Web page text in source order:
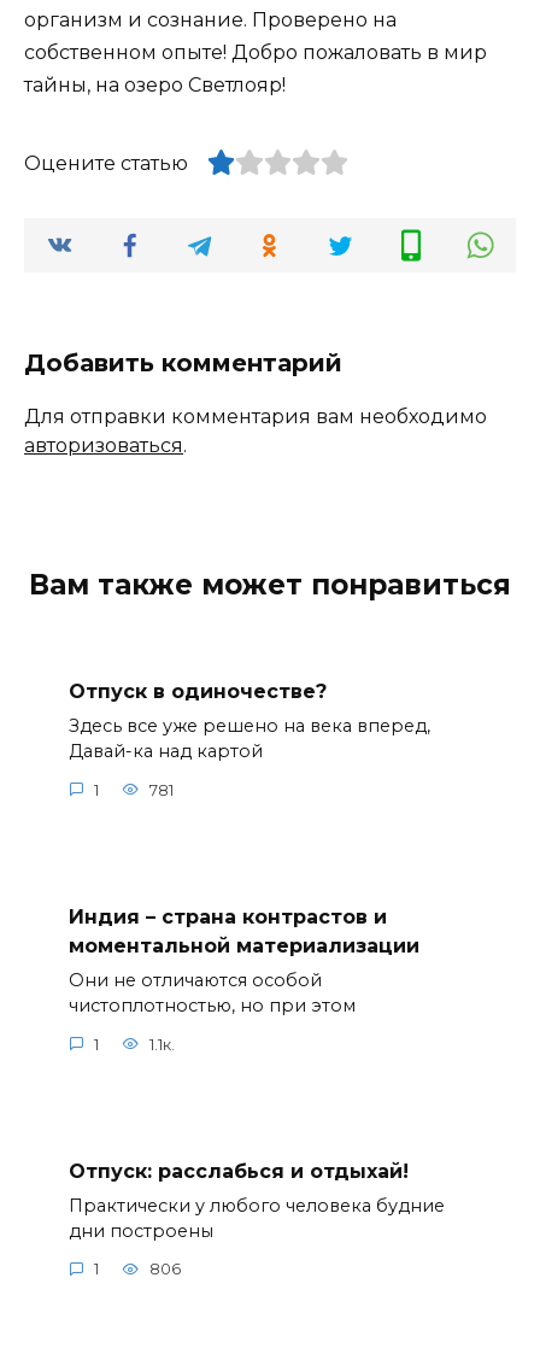
организм и сознание. Проверено на
собственном опыте! Добро пожаловать в мир
тайны, на озеро Светлояр!
Оцените статью
Добавить комментарий
Для отправки комментария вам необходимо
авторизоваться.
Вам также может понравиться
Отпуск в одиночестве?
Здесь все уже решено на века вперед,
Давай-ка над картой
1 781
Индия – страна контрастов и
моментальной материализации
Они не отличаются особой
чистоплотностью, но при этом
1 1.1к.
Отпуск: расслабься и отдыхай!
Практически у любого человека будние
дни построены
1 806